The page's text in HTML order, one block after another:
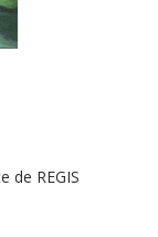
de REGIS